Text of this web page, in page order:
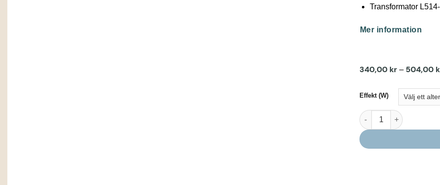
Transformator
Mer information
340,00 kr – 504,00
Effekt (W)
Smart light